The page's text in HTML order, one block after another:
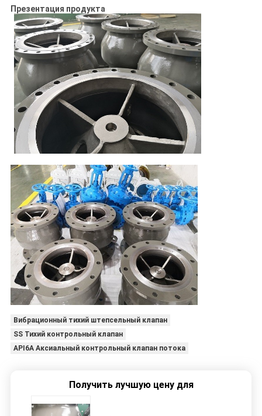
Презентация продукта
Вибрационный тихий штепсельный клапан
SS Тихий контрольный клапан
API6A Аксиальный контрольный клапан потока
Получить лучшую цену для